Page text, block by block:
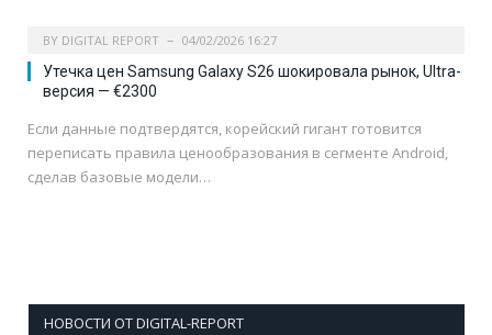
BY DIGITAL REPORT 04/02/2026 16:27
Утечка цен Samsung Galaxy S26 шокировала рынок, Ultra-
версия — €2300
Если данные подтвердятся, корейский гигант готовится
переписать правила ценообразования в сегменте Android,
сделав базовые модели…
НОВОСТИ ОТ DIGITAL-REPORT